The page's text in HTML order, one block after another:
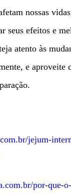
nossas
seus efeitos e
atento às
e aproveite
jejum-
por-que-